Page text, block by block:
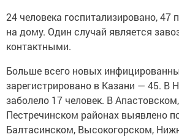
24 человека госпитализировано, 47
на дому. Один случай является
контактными.
Больше всего новых
зарегистрировано в Казани — 45. В
заболело 17 человек. В
Пестречинском районах выявлено
Балтасинском, Высокогорском,